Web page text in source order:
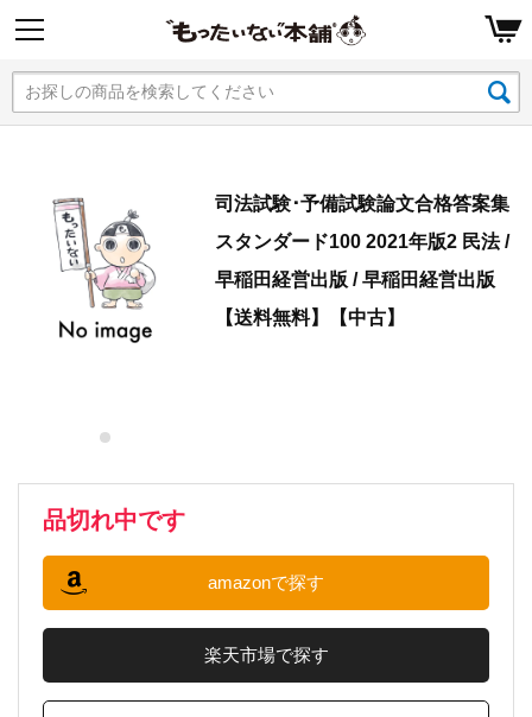
司法試験･予備試験論文合格答案集
スタンダード100 2021年版2 民法 /
早稲田経営出版 / 早稲田経営出版
【送料無料】【中古】
品切れ中です
amazonで探す
楽天市場で探す